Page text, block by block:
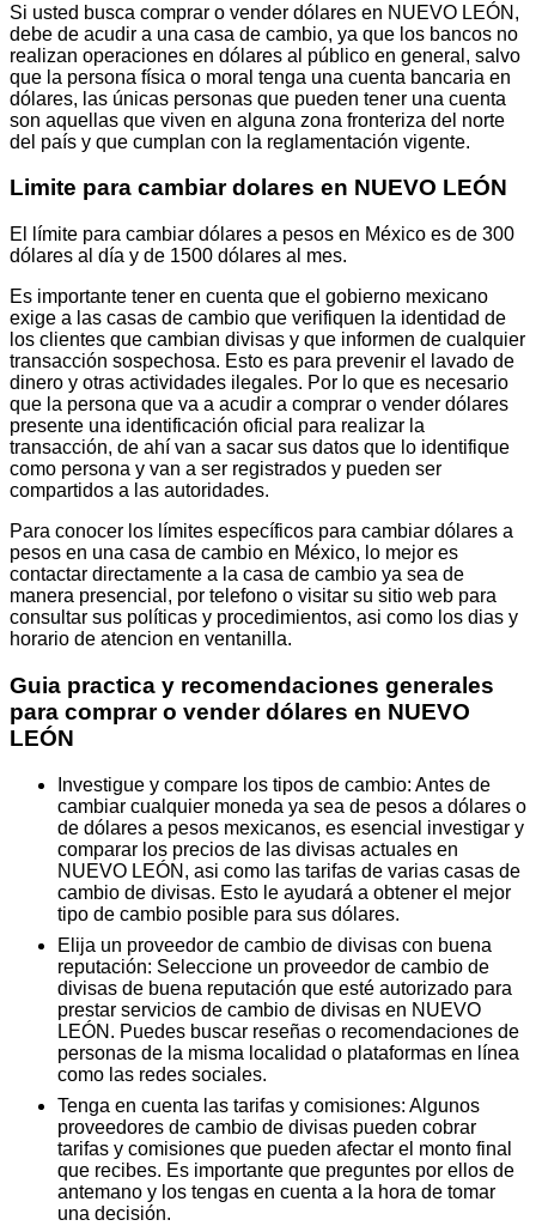
Si usted busca comprar o vender dólares en NUEVO LEÓN,
debe de acudir a una casa de cambio, ya que los bancos no
realizan operaciones en dólares al público en general, salvo
que la persona física o moral tenga una cuenta bancaria en
dólares, las únicas personas que pueden tener una cuenta
son aquellas que viven en alguna zona fronteriza del norte
del país y que cumplan con la reglamentación vigente.
Limite para cambiar dolares en NUEVO LEÓN
El límite para cambiar dólares a pesos en México es de 300
dólares al día y de 1500 dólares al mes.
Es importante tener en cuenta que el gobierno mexicano
exige a las casas de cambio que verifiquen la identidad de
los clientes que cambian divisas y que informen de cualquier
transacción sospechosa. Esto es para prevenir el lavado de
dinero y otras actividades ilegales. Por lo que es necesario
que la persona que va a acudir a comprar o vender dólares
presente una identificación oficial para realizar la
transacción, de ahí van a sacar sus datos que lo identifique
como persona y van a ser registrados y pueden ser
compartidos a las autoridades.
Para conocer los límites específicos para cambiar dólares a
pesos en una casa de cambio en México, lo mejor es
contactar directamente a la casa de cambio ya sea de
manera presencial, por telefono o visitar su sitio web para
consultar sus políticas y procedimientos, asi como los dias y
horario de atencion en ventanilla.
Guia practica y recomendaciones generales
para comprar o vender dólares en NUEVO
LEÓN
Investigue y compare los tipos de cambio: Antes de
cambiar cualquier moneda ya sea de pesos a dólares o
de dólares a pesos mexicanos, es esencial investigar y
comparar los precios de las divisas actuales en
NUEVO LEÓN, asi como las tarifas de varias casas de
cambio de divisas. Esto le ayudará a obtener el mejor
tipo de cambio posible para sus dólares.
Elija un proveedor de cambio de divisas con buena
reputación: Seleccione un proveedor de cambio de
divisas de buena reputación que esté autorizado para
prestar servicios de cambio de divisas en NUEVO
LEÓN. Puedes buscar reseñas o recomendaciones de
personas de la misma localidad o plataformas en línea
como las redes sociales.
Tenga en cuenta las tarifas y comisiones: Algunos
proveedores de cambio de divisas pueden cobrar
tarifas y comisiones que pueden afectar el monto final
que recibes. Es importante que preguntes por ellos de
antemano y los tengas en cuenta a la hora de tomar
una decisión.